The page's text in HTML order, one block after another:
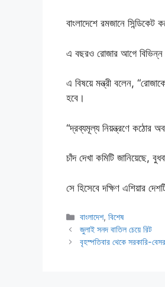
বাংলাদেশে রমজানে
এ বছরও রোজার আগে বিভিন্ন
এ বিষয়ে মন্ত্রী বলেন,
হবে।
“দ্রব্যমূল্য নিয়ন্ত্রণে কঠোর
চাঁদ দেখা কমিটি জানিয়েছে,
সে হিসেবে দক্ষিণ এশিয়ার
Categories
বাংলাদেশ,বিশেষ
জুলাই সনদ বাতিল চেয়ে রিট
বৃহস্পতিবার থেকে সরকারি-